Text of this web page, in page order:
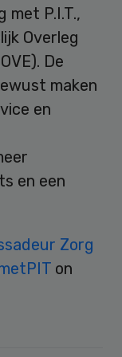
met P.I.T.,
Overleg
De
maken
en
en een
Zorg
on